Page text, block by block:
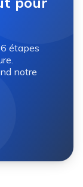
étapes
notre